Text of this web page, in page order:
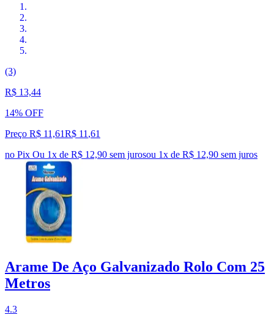
(3)
R$ 13,44
14% OFF
Preço R$ 11,61R$ 11 ,61
no Pix Ou 1x de R$ 12,90 sem jurosou 1x de R$ 12,90 sem juros
Arame De Aço Galvanizado Rolo Com 25
Metros
4.3